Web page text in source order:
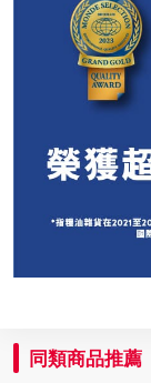
同類商品推薦